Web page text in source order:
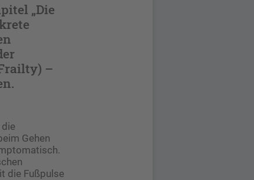
„Die
–
Gehen
die Fußpulse